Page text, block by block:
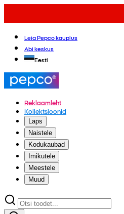
Leia Pepco kauplus
Abi keskus
Eesti
Reklaamleht
Kollektsioonid
Laps
Naistele
Kodukaubad
Imikutele
Meestele
Muud